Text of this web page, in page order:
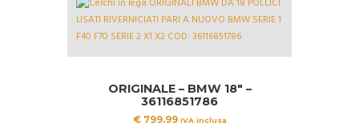
ORIGINALE – BMW 18″ –
36116851786
€799.99 IVA inclusa